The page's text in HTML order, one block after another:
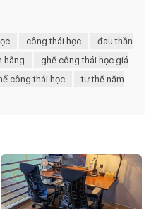
công thái học
đau thần
hãng
ghế công thái học giá
công thái học
tư thế nằm